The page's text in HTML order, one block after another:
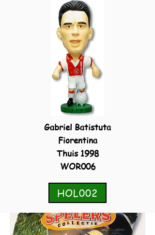
Gabriel Batistuta
Fiorentina
Thuis 1998
WOR006
HOL002